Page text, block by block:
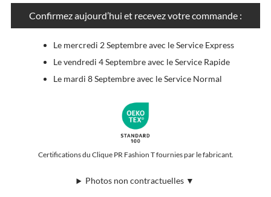
Confirmez aujourd’hui et recevez votre commande :
Le mercredi 2 Septembre avec le Service Express
Le vendredi 4 Septembre avec le Service Rapide
Le mardi 8 Septembre avec le Service Normal
Certifications du Clique PR Fashion T fournies par le fabricant.
Photos non contractuelles ▼